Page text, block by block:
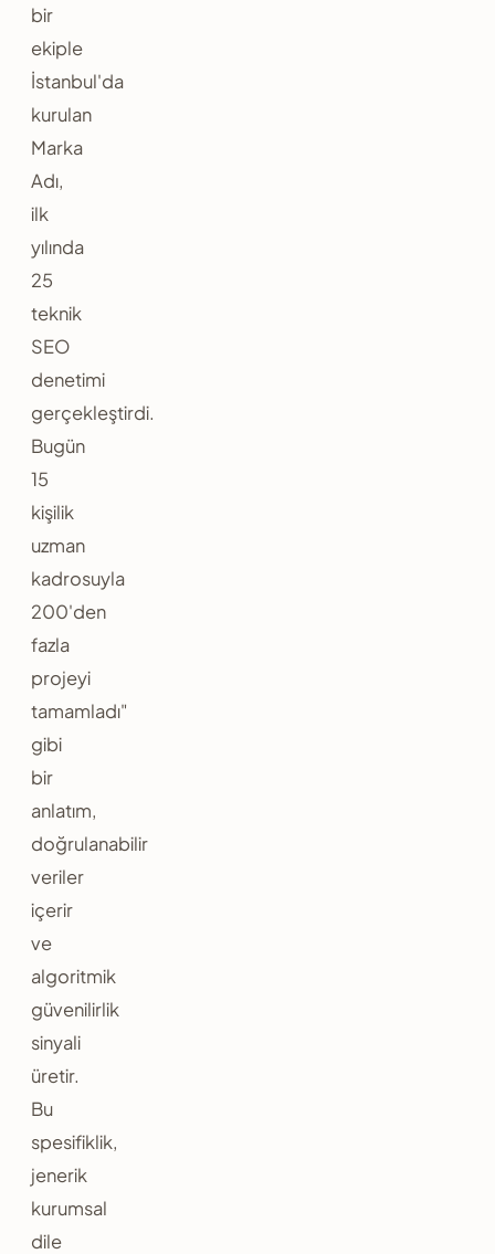
bir
ekiple
İstanbul'da
kurulan
Marka
Adı,
ilk
yılında
25
teknik
SEO
denetimi
gerçekleştirdi.
Bugün
15
kişilik
uzman
kadrosuyla
200'den
fazla
projeyi
tamamladı"
gibi
bir
anlatım,
doğrulanabilir
veriler
içerir
ve
algoritmik
güvenilirlik
sinyali
üretir.
Bu
spesifiklik,
jenerik
kurumsal
dile